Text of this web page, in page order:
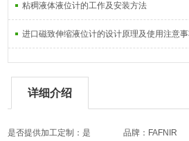
粘稠液体液位计的工作及安装方法
进口磁致伸缩液位计的设计原理及使用注意
详细介绍
是否提供加工定制：是 品牌：FAFNIR